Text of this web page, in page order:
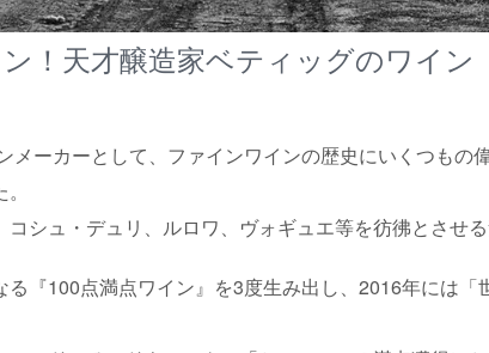
！天才醸造家ベティッグのワイン
ーカーとして、ファインワインの歴史にいくつもの
シュ・デュリ、ルロワ、ヴォギュエ等を彷彿とさせ
『100点満点ワイン』を3度生み出し、2016年には